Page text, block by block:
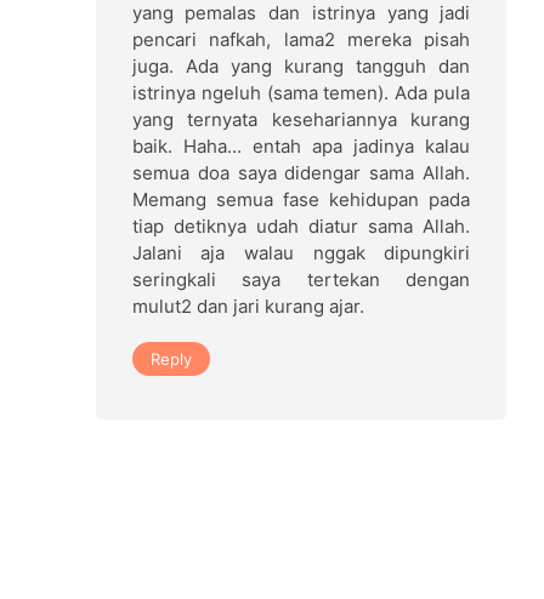
yang pemalas dan istrinya yang jadi
pencari nafkah, lama2 mereka pisah
juga. Ada yang kurang tangguh dan
istrinya ngeluh (sama temen). Ada pula
yang ternyata kesehariannya kurang
baik. Haha... entah apa jadinya kalau
semua doa saya didengar sama Allah.
Memang semua fase kehidupan pada
tiap detiknya udah diatur sama Allah.
Jalani aja walau nggak dipungkiri
seringkali saya tertekan dengan
mulut2 dan jari kurang ajar.
Reply